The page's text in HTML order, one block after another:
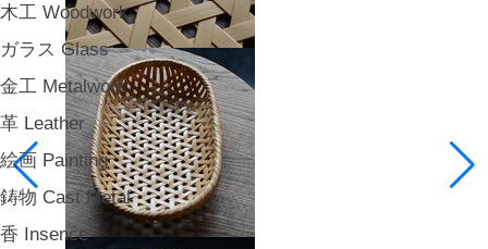
木工 Woodwork
ガラス Glass
金工 Metalwork
革 Leather
絵画 Painting
鋳物 Cast Metal
香 Insence